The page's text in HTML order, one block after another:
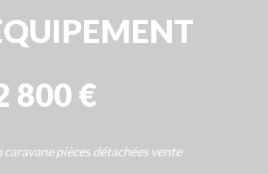
800 €
pièces détachées vente